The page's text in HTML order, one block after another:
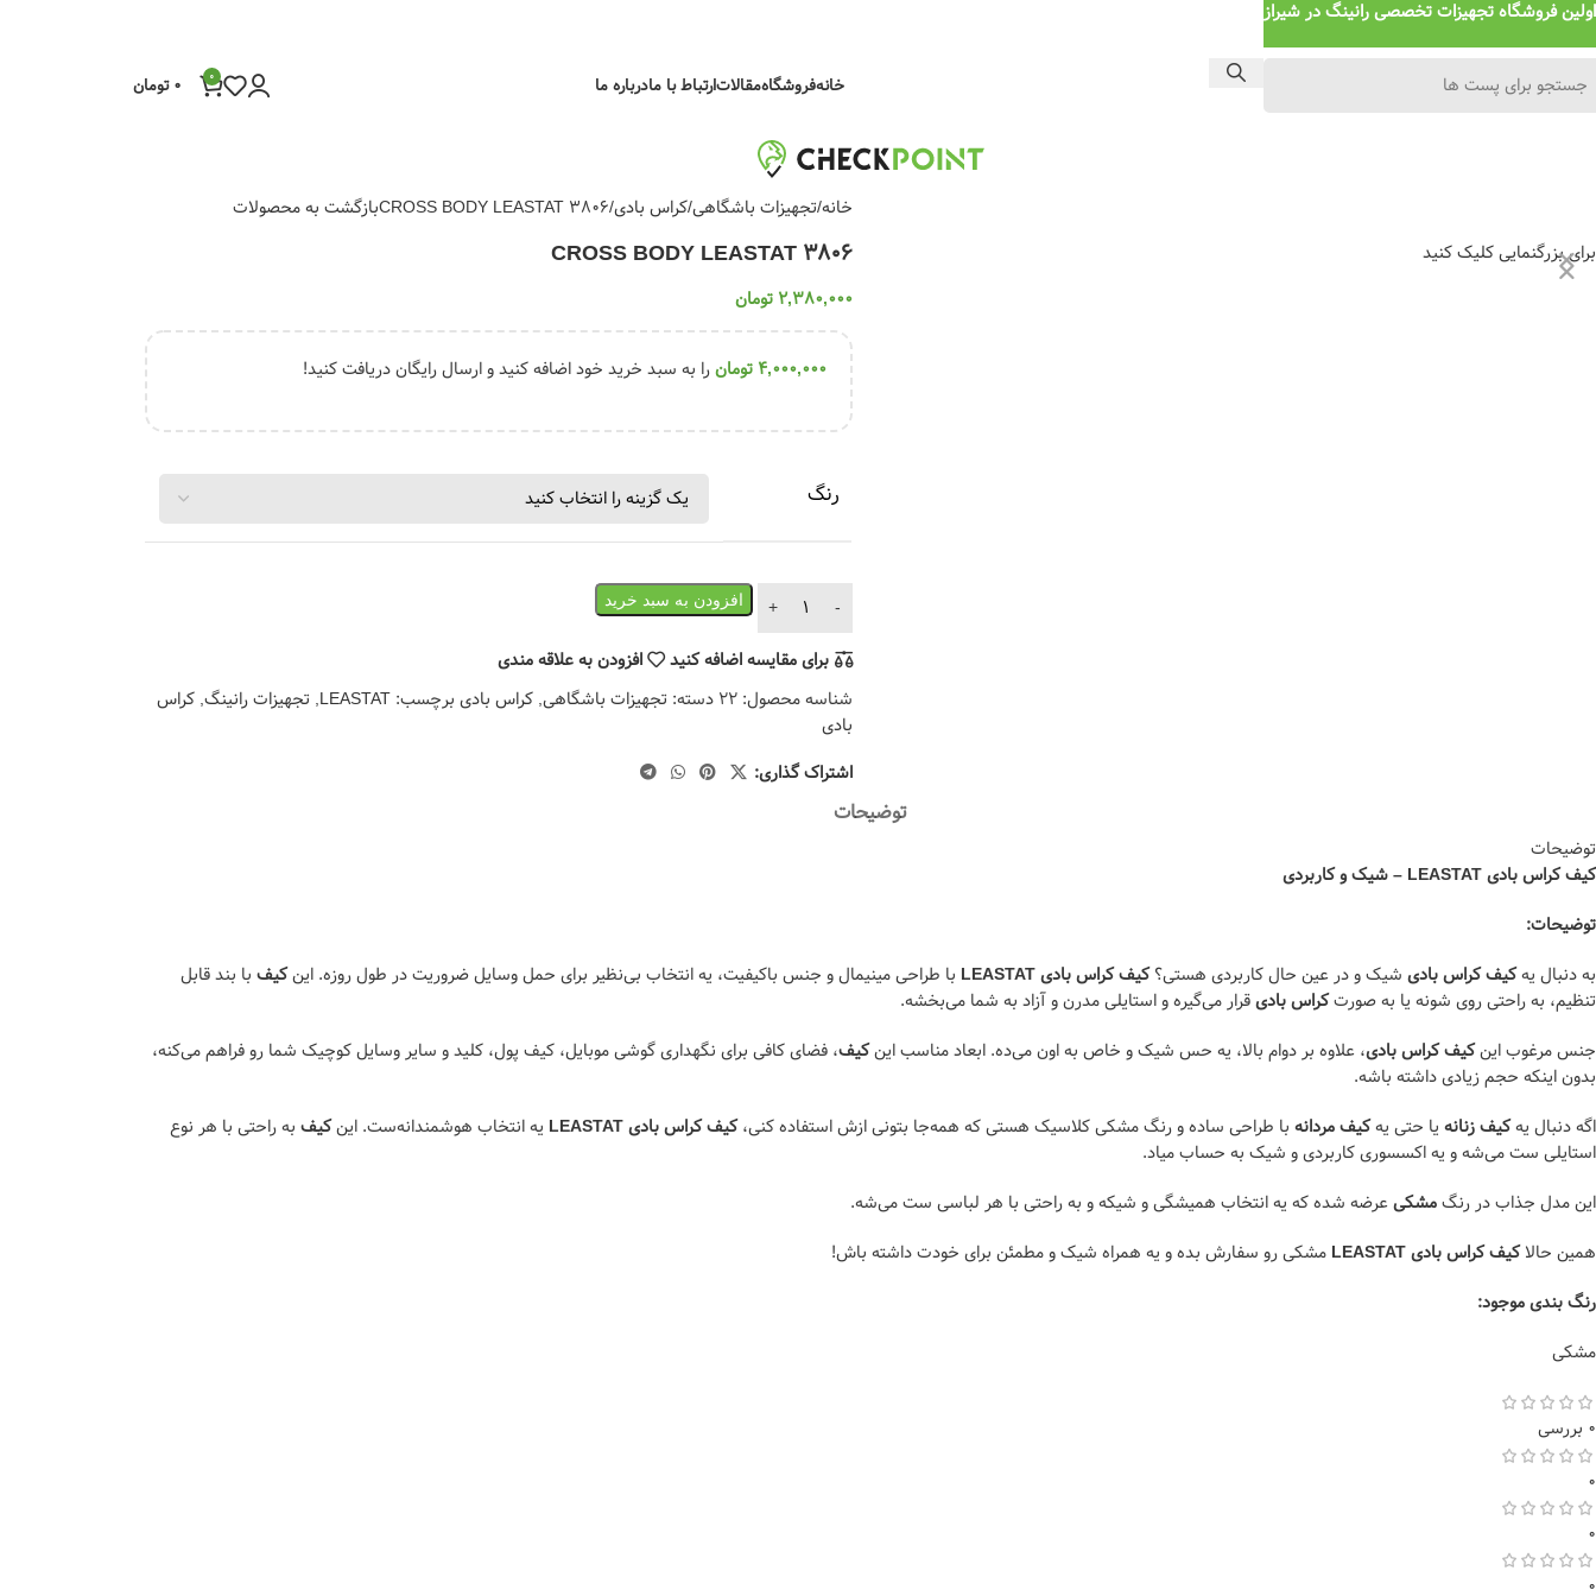
خانهفروشگاهمقالاتارتباط با مادرباره ما 0
0 تومان
برای بزرگنمایی کلیک کنید
خانهتجهیزات باشگاهیکراس بادیCROSS BODY LEASTAT 3806بازگشت به محصولات
CROSS BODY LEASTAT 3806
2,380,000 تومان
4,000,000 تومانرا به سبد خرید خود اضافه کنید و ارسال رایگان دریافت کنید!
رنگ
افزودن به سبد خرید
برای مقایسه اضافه کنید
افزودن به علاقه مندی
شناسه محصول: 22 دسته: تجهیزات باشگاهی, کراس بادی برچسب: LEASTAT
, تجهیزات رانینگ, کراس
بادی
اشتراک گذاری:
توضیحات
توضیحات
کیف کراس بادی LEASTAT – شیک و کاربردی
توضیحات:
به دنبال یهکیف کراس بادی شیک و در عین حال کاربردی هستی؟کیف کراس بادی LEASTAT با طراحی مینیمال و جنس باکیفیت، یه انتخاب بی‌نظیر برای حمل وسایل ضروریت در طول روزه. اینکیف با بند قابل
تنظیم، به راحتی روی شونه یا به صورتکراس بادیقرار می‌گیره و استایلی مدرن و آزاد به شما می‌بخشه.
جنس مرغوب اینکیف کراس بادی، علاوه بر دوام بالا، یه حس شیک و خاص به اون می‌ده. ابعاد مناسب اینکیف، فضای کافی برای نگهداری گوشی موبایل، کیف پول، کلید و سایر وسایل کوچیک شما رو فراهم می‌کنه،
بدون اینکه حجم زیادی داشته باشه.
اگه دنبال یهکیف زنانه یا حتی یهکیف مردانه با طراحی ساده و رنگ مشکی کلاسیک هستی که همه‌جا بتونی ازش استفاده کنی،کیف کراس بادی LEASTAT یه انتخاب هوشمندانه‌ست. اینکیف به راحتی با هر نوع
استایلی ست می‌شه و یه اکسسوری کاربردی و شیک به حساب میاد.
این مدل جذاب در رنگمشکی عرضه شده که یه انتخاب همیشگی و شیکه و به راحتی با هر لباسی ست می‌شه.
همین حالاکیف کراس بادی LEASTAT
مشکی رو سفارش بده و یه همراه شیک و مطمئن برای خودت داشته باش!
رنگ بندی موجود:
مشکی
0 بررسی
0
0
0
اولین فروشگاه تجهیزات تخصصی رانینگ در شیراز